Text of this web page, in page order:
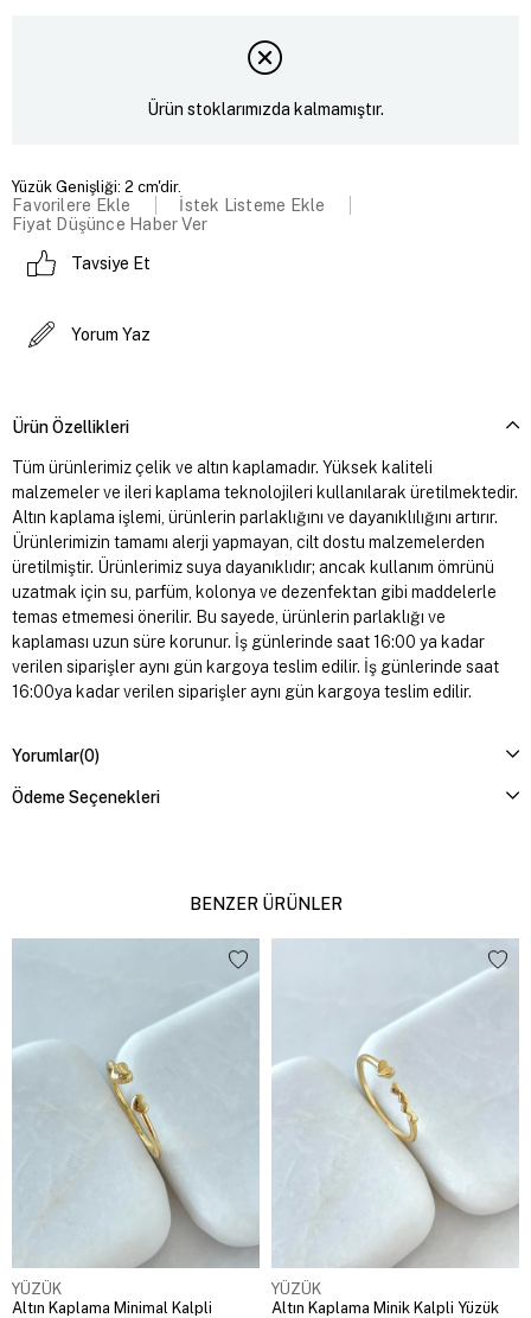
Ürün stoklarımızda kalmamıştır.
Yüzük Genişliği: 2 cm'dir.
Favorilere Ekle
İstek Listeme Ekle
Fiyat Düşünce Haber Ver
Tavsiye Et
Yorum Yaz
Ürün Özellikleri
Tüm ürünlerimiz çelik ve altın kaplamadır. Yüksek kaliteli
malzemeler ve ileri kaplama teknolojileri kullanılarak üretilmektedir.
Altın kaplama işlemi, ürünlerin parlaklığını ve dayanıklılığını artırır.
Ürünlerimizin tamamı alerji yapmayan, cilt dostu malzemelerden
üretilmiştir. Ürünlerimiz suya dayanıklıdır; ancak kullanım ömrünü
uzatmak için su, parfüm, kolonya ve dezenfektan gibi maddelerle
temas etmemesi önerilir. Bu sayede, ürünlerin parlaklığı ve
kaplaması uzun süre korunur. İş günlerinde saat 16:00 ya kadar
verilen siparişler aynı gün kargoya teslim edilir. İş günlerinde saat
16:00ya kadar verilen siparişler aynı gün kargoya teslim edilir.
Yorumlar(0)
Ödeme Seçenekleri
BENZER ÜRÜNLER
YÜZÜK
Altın Kaplama Minimal Kalpli
YÜZÜK
Altın Kaplama Minik Kalpli Yüzük